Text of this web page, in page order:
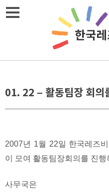
Skip
01. 22 – 활동팀장 회의
2007년 1월 22일 한국레즈
이 모여 활동팀장회의를 진행
사무국은